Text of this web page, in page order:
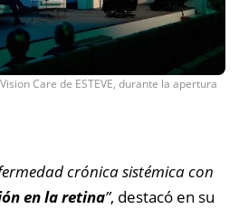
Care de ESTEVE, durante la apertura
crónica sistémica con
en la retina”, destacó en su